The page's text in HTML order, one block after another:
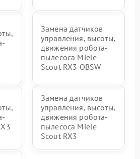
Замена датчиков
управления, высоты,
движения робота-
пылесоса Miele
Scout RX3 OBSW
Замена датчиков
управления, высоты,
движения робота-
пылесоса Miele
Scout RX3